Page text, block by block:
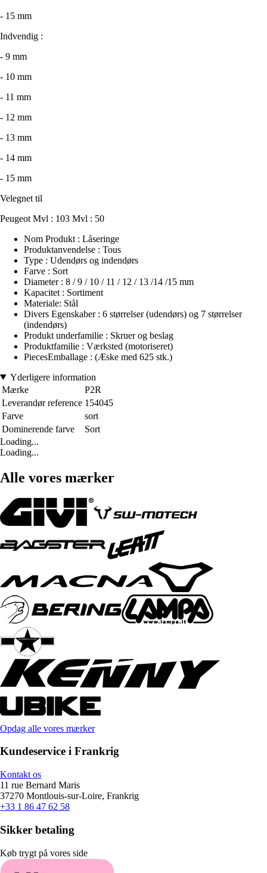
- 15 mm
Indvendig :
- 9 mm
- 10 mm
- 11 mm
- 12 mm
- 13 mm
- 14 mm
- 15 mm
Velegnet til
Peugeot Mvl : 103 Mvl : 50
Nom Produkt : Låseringe
Produktanvendelse : Tous
Type : Udendørs og indendørs
Farve : Sort
Diameter : 8 / 9 / 10 / 11 / 12 / 13 /14 /15 mm
Kapacitet : Sortiment
Materiale: Stål
Divers Egenskaber : 6 størrelser (udendørs) og 7 størrelser
(indendørs)
Produkt underfamilie : Skruer og beslag
Produktfamilie : Værksted (motoriseret)
PiecesEmballage : (Æske med 625 stk.)
Yderligere information
Mærke
P2R
Leverandør reference 154045
Farve
sort
Dominerende farve
Sort
Loading...
Loading...
Alle vores mærker
Opdag alle vores mærker
Kundeservice i Frankrig
Kontakt os
11 rue Bernard Maris
37270 Montlouis-sur-Loire, Frankrig
+33 1 86 47 62 58
Sikker betaling
Køb trygt på vores side